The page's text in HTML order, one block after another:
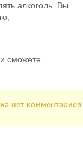
алкоголь. Вы
сможете
нет комментариев